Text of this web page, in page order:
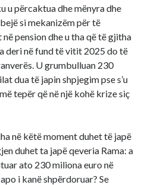
u përcaktua dhe mënyra dhe
si mekanizëm për të
pension dhe u tha që të gjitha
deri në fund të vitit 2025 do të
U grumbulluan 230
dua të japin shpjegim pse s’u
tepër që në një kohë krize siç
në këtë moment duhet të japë
duhet ta japë qeveria Rama: a
ato 230 miliona euro në
i kanë shpërdoruar? Se